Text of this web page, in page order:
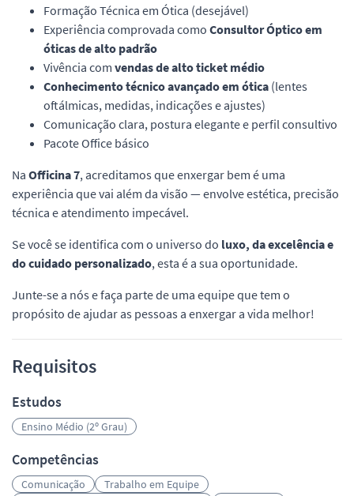
Formação Técnica em Ótica (desejável)
Experiência comprovada como Consultor Óptico em
óticas de alto padrão
Vivência com vendas de alto ticket médio
Conhecimento técnico avançado em ótica (lentes
oftálmicas, medidas, indicações e ajustes)
Comunicação clara, postura elegante e perfil consultivo
Pacote Office básico
Na Officina 7, acreditamos que enxergar bem é uma
experiência que vai além da visão — envolve estética, precisão
técnica e atendimento impecável.
Se você se identifica com o universo do luxo, da excelência e
do cuidado personalizado, esta é a sua oportunidade.
Junte-se a nós e faça parte de uma equipe que tem o
propósito de ajudar as pessoas a enxergar a vida melhor!
Requisitos
Estudos
Ensino Médio (2º Grau)
Competências
Comunicação
Trabalho em Equipe